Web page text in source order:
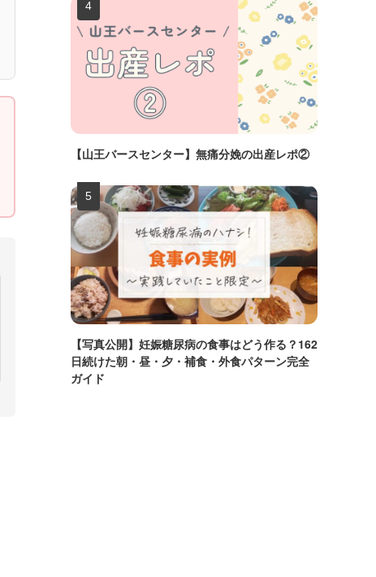
【山王バースセンター】無痛分娩の出産レポ②
【写真公開】妊娠糖尿病の食事はどう作る？162
日続けた朝・昼・夕・補食・外食パターン完全
ガイド